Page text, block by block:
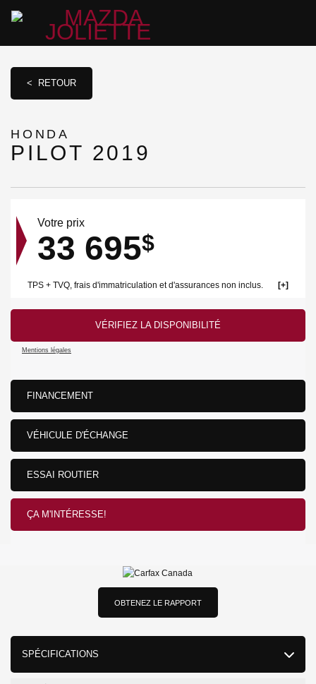
< RETOUR
HONDA
PILOT 2019
OBTENEZ LE RAPPORT
SPÉCIFICATIONS
Votre prix
33 695$
TPS + TVQ, frais d'immatriculation et d'assurances non inclus.
VÉRIFIEZ LA DISPONIBILITÉ
Mentions légales
FINANCEMENT
VÉHICULE D'ÉCHANGE
ESSAI ROUTIER
ÇA M'INTÉRESSE!